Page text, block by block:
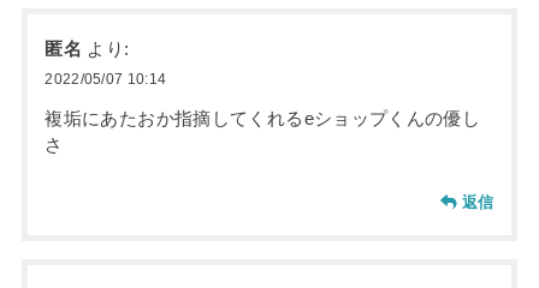
匿名 より:
2022/05/07 10:14
複垢にあたおか指摘してくれるeショップくんの優し
さ
返信